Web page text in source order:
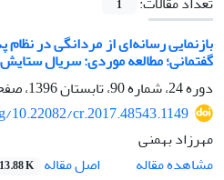
1
بازنمایی رسانه‌ای از مردانگی در
گفتمانی؛ مطالعه موردی: سریال ستایش
دوره 24، شماره 90، تابستان 1396، صفحه
10.22082/cr.2017.48543.1149
مهرزاد بهمنی
مشاهده مقاله
اصل مقاله K